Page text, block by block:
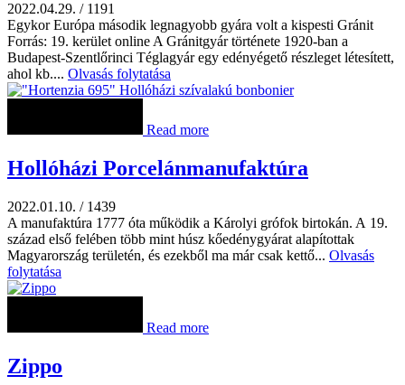
2022.04.29. / 1191
Egykor Európa második legnagyobb gyára volt a kispesti Gránit
Forrás: 19. kerület online A Gránitgyár története 1920-ban a
Budapest-Szentlőrinci Téglagyár egy edényégető részleget létesített,
ahol kb.... Olvasás folytatása
Read more
Hollóházi Porcelánmanufaktúra
2022.01.10. / 1439
A manufaktúra 1777 óta működik a Károlyi grófok birtokán. A 19.
század első felében több mint húsz kőedénygyárat alapítottak
Magyarország területén, és ezekből ma már csak kettő... Olvasás
folytatása
Read more
Zippo